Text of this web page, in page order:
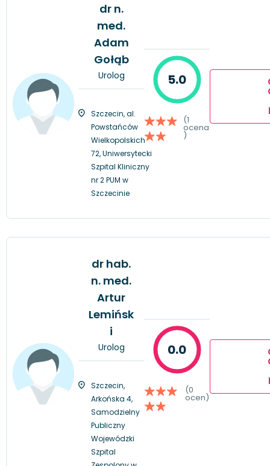
dr n.
med.
Adam
Gołąb
Urolog
Szczecin, al.
Powstańców
Wielkopolskich
72, Uniwersytecki
Szpital Kliniczny
nr 2 PUM w
Szczecinie
5.0
(1
ocena
)
dr hab.
n. med.
Artur
Lemińsk
i
Urolog
Szczecin,
Arkońska 4,
Samodzielny
Publiczny
Wojewódzki
Szpital
0.0
(0
ocen)